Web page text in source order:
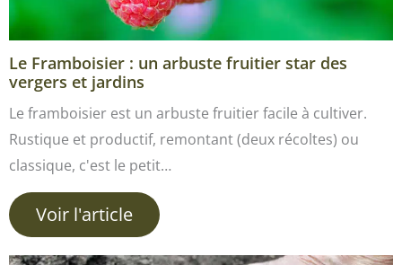
Le Framboisier : un arbuste fruitier star des
vergers et jardins
Le framboisier est un arbuste fruitier facile à cultiver.
Rustique et productif, remontant (deux récoltes) ou
classique, c'est le petit…
Voir l'article